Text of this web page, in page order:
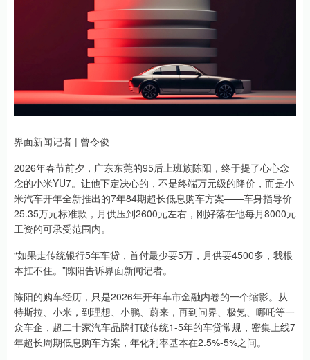
界面新闻记者 | 曾令俊
2026年春节前夕，广东东莞的95后上班族陈阳，终于提了心心念
念的小米YU7。让他下定决心的，不是终端万元级的降价，而是小
米汽车开年全新推出的7年84期超长低息购车方案——车身指导价
25.35万元标准款，月供压到2600元左右，刚好落在他每月8000元
工资的可承受范围内。
“如果走传统银行5年车贷，首付最少要5万，月供要4500多，我根
本扛不住。”陈阳告诉界面新闻记者。
陈阳的购车经历，只是2026年开年车市金融内卷的一个缩影。从
特斯拉、小米，到理想、小鹏、蔚来，再到问界、极氪、哪吒等一
众车企，超二十家汽车品牌打破传统1-5年的车贷常规，密集上线7
年超长周期低息购车方案，年化利率基本在2.5%-5%之间。